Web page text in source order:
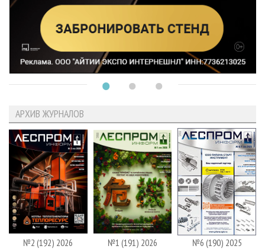
АРХИВ ЖУРНАЛОВ
№2 (192) 2026 №1 (191) 2026 №6 (190) 2025